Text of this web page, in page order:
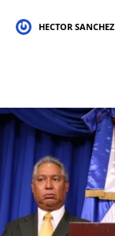
HECTOR SANCHEZ